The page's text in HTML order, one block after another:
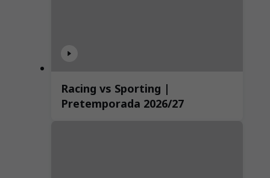
Racing vs Sporting |
Pretemporada 2026/27